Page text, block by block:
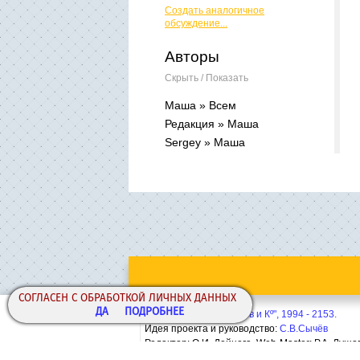
СОГЛАСЕН С ОБРАБОТКОЙ ЛИЧНЫХ ДАННЫХ
ДА
ПОДРОБНЕЕ
Создать аналогичное
обсуждение...
Авторы
Скрыть / Показать
Маша » Всем
Редакция » Маша
Sergey » Маша
Copyright© ООО "Сычёв и Кº", 1994 - 2153.
Идея проекта и руководство: С.В.Сычёв
Редактор: О.И. Дейнега. Web-Master: Р.А.